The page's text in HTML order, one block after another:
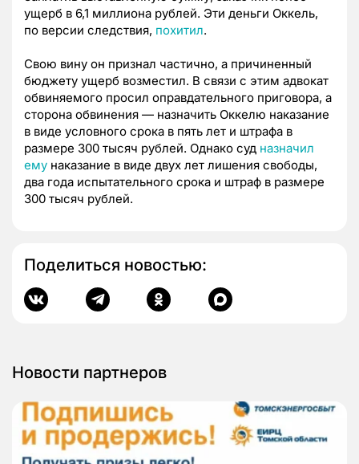
ущерб в 6,1 миллиона рублей. Эти деньги Оккель,
по версии следствия, похитил.
Свою вину он признал частично, а причиненный
бюджету ущерб возместил. В связи с этим адвокат
обвиняемого просил оправдательного приговора, а
сторона обвинения — назначить Оккелю наказание
в виде условного срока в пять лет и штрафа в
размере 300 тысяч рублей. Однако суд назначил
ему наказание в виде двух лет лишения свободы,
два года испытательного срока и штраф в размере
300 тысяч рублей.
Поделиться новостью:
Новости партнеров